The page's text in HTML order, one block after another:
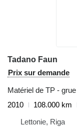
Tadano Faun
Prix sur demande
Matériel de TP -
2010
108.000 km
Lettonie, Riga